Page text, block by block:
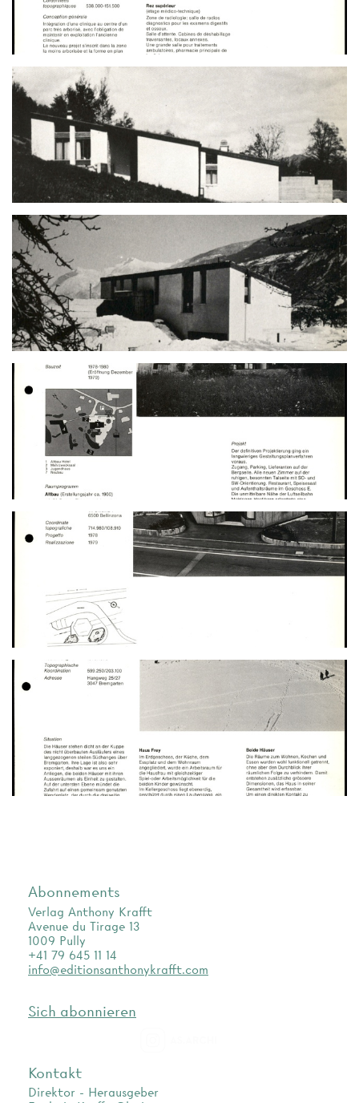
Abonnements
Verlag Anthony Krafft
Avenue du Tirage 13
1009 Pully
+41 79 645 11 14
info@editionsanthonykrafft.com
Sich abonnieren
Kontakt
Direktor - Herausgeber